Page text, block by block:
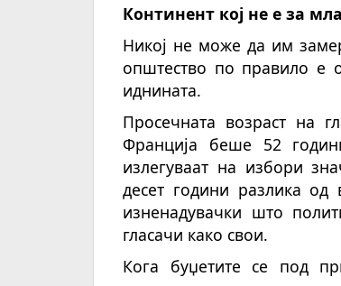
Континент кој не е за
Никој не може да им
општество по правило е
иднината.
Просечната возраст на
Франција беше 52
излегуваат на избори
десет години разлика од
изненадувачки што
гласачи како свои.
Кога буџетите се под